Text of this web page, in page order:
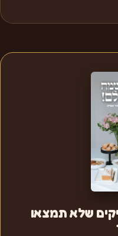
שלא תמצאו